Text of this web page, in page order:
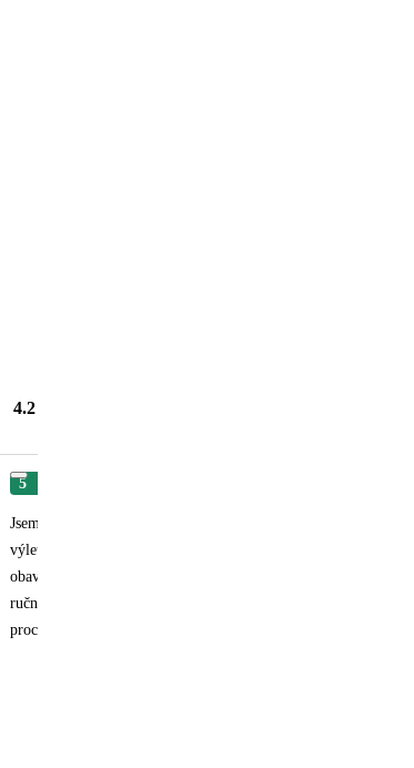
4.2
5
Jsem velmi spokojená, všechno probíhalo jak mělo, delegát se
výlet nás v autobusu bavil vtipnýma historkama. Hotel byl
obavy, ale ty se nevyplnily. Jediné mínus byla neumytá
ručníků taky denně, a jídlo bylo vynikající. Areál hotelu
procházet.